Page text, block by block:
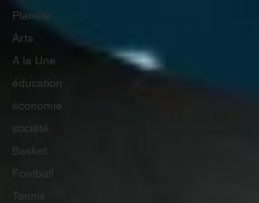
Planète
Arts
A la Une
éducation
économie
société
Basket
Football
Tennis